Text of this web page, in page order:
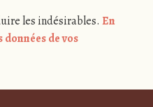
les indésirables. En
de vos